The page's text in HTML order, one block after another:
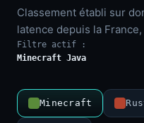
Classement établi sur
latence depuis la
Filtre actif :
Minecraft Java
Minecraft